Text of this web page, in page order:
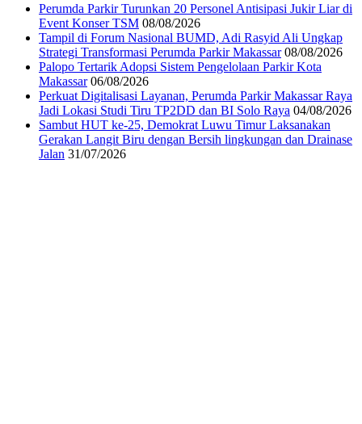
Perumda Parkir Turunkan 20 Personel Antisipasi Jukir Liar di
Event Konser TSM 08/08/2026
Tampil di Forum Nasional BUMD, Adi Rasyid Ali Ungkap
Strategi Transformasi Perumda Parkir Makassar 08/08/2026
Palopo Tertarik Adopsi Sistem Pengelolaan Parkir Kota
Makassar 06/08/2026
Perkuat Digitalisasi Layanan, Perumda Parkir Makassar Raya
Jadi Lokasi Studi Tiru TP2DD dan BI Solo Raya 04/08/2026
Sambut HUT ke-25, Demokrat Luwu Timur Laksanakan
Gerakan Langit Biru dengan Bersih lingkungan dan Drainase
Jalan 31/07/2026